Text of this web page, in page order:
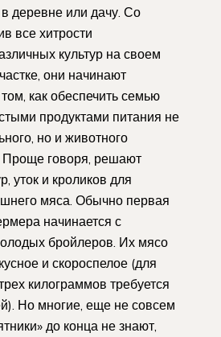
деревне или дачу. Со
все хитрости
культур на своем
они начинают
как обеспечить семью
продуктами питания не
но и животного
Проще говоря, решают
уток и кроликов для
мяса. Обычно первая
начинается с
бройлеров. Их мясо
и скороспелое (для
килограммов требуется
Но многие, еще не совсем
до конца не знают,